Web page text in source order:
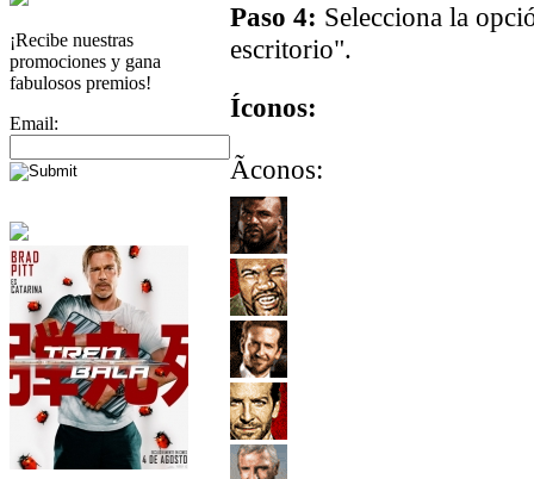
¡Recibe nuestras
promociones y gana
fabulosos premios!
Email:
Paso 4: Selecciona la
escritorio".
Íconos:
Ãconos: